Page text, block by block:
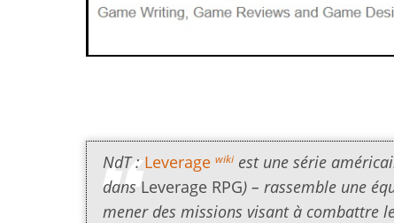
NdT : Leverage wiki est une série
dans Leverage RPG) – rassemble une
mener des missions visant à combattre